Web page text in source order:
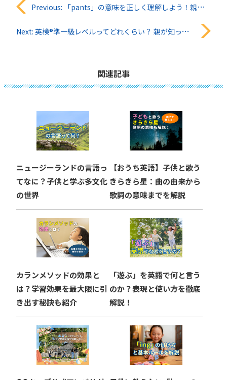
投
稿
ョ
ン
Previous: 「pants」の意味を正しく理解しよう！親子で楽しく覚える日常英語
Next: 英検®準一級レベルってどれくらい？ 親が知っておきたい子供の英語力とサポート方法
関連記事
ニュージーランドの言語っ
てなに？子供と学ぶ多文化
の世界
【おうち英語】子供と歌う
きらきら星：曲の由来から
歌詞の意味までを解説
カランメソッドの効果と
は？学習効果を最大限に引
き出す秘訣も紹介
「遊ぶ」を英語で何と言う
のか？表現と使い方を徹底
解説！